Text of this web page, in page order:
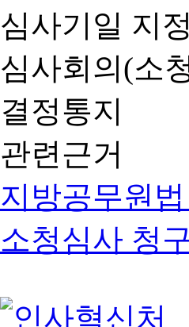
심사기일 지
심사회의(소
결정통지
관련근거
지방공무원
소청심사 청